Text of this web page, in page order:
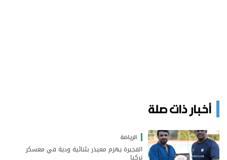
أخبار ذات صلة
الرياضة
الفجيرة يهزم معيذر بثنائية ودية في معسكر
تركيا